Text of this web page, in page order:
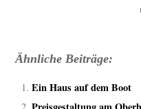
Ähnliche Beiträge:
Ein Haus auf dem Boot